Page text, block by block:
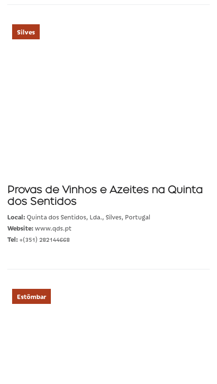
Silves
Provas de Vinhos e Azeites na Quinta
dos Sentidos
Local:Quinta dos Sentidos, Lda., Silves, Portugal
Website:www.qds.pt
Tel:+(351) 282144668
Estômbar